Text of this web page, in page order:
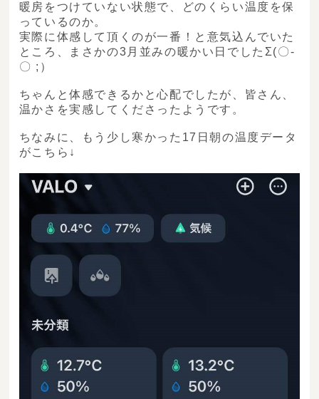
暖房をつけていない状態で、どのくらい温度を保
っているのか。
実際に体感して頂くのが一番！と意気込んでいた
ところ、まさかの3月並みの暖かい日でしたΣ(〇-
〇 ;）
ちゃんと体感できるかと心配でしたが、皆さん、
温かさを実感してくださったようです。
ちなみに、もう少し寒かった17日朝の温度データ
がこちら↓